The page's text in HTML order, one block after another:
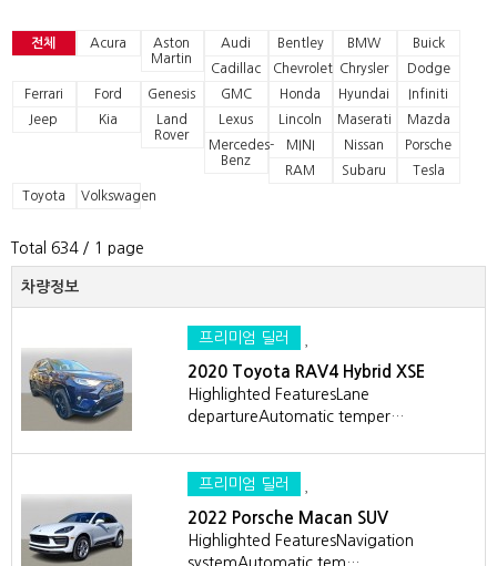
전체 Acura
Aston
Martin
Audi Bentley BMW
Buick
Cadillac
Chevrolet Chrysler
Dodge
Ferrari
Ford Genesis GMC Honda Hyundai
Infiniti
Jeep
Kia
Land
Rover
Lexus Lincoln Maserati
Mazda
Mercedes-
Benz
MINI Nissan
Porsche
RAM
Subaru
Tesla
Toyota
Volkswagen
Total 634/ 1 page
차량정보
프리미엄 딜러
2020 Toyota RAV4 Hybrid XSE
Highlighted FeaturesLane
departureAutomatic temper…
프리미엄 딜러
2022 Porsche Macan SUV
Highlighted FeaturesNavigation
systemAutomatic tem…